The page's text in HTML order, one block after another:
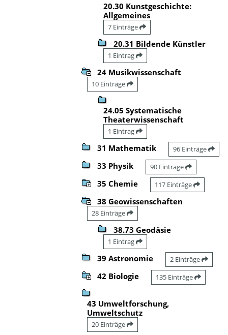
20.30 Kunstgeschichte:
Allgemeines
7 Einträge
20.31 Bildende Künstler
1 Eintrag
24 Musikwissenschaft
10 Einträge
24.05 Systematische
Theaterwissenschaft
1 Eintrag
31 Mathematik 96 Einträge
33 Physik 90 Einträge
35 Chemie 117 Einträge
38 Geowissenschaften
28 Einträge
38.73 Geodäsie
1 Eintrag
39 Astronomie 2 Einträge
42 Biologie 135 Einträge
43 Umweltforschung,
Umweltschutz
20 Einträge